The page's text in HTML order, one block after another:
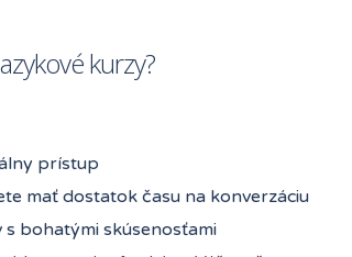
kurzy?
prístup
mať dostatok času na konverzáciu
bohatými skúsenosťami